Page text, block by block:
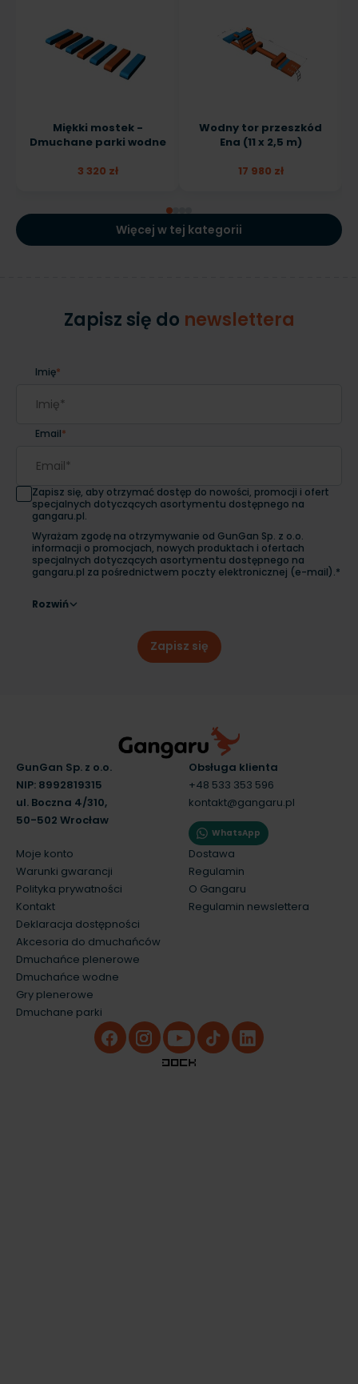
Miękki mostek -
Dmuchane parki wodne
3 320 zł
Wodny tor przeszkód
Ena (11 x 2,5 m)
17 980 zł
Więcej w tej kategorii
Zapisz się do newslettera
Imię*
Email*
Zapisz się, aby otrzymać dostęp do nowości, promocji i ofert
specjalnych dotyczących asortymentu dostępnego na
gangaru.pl.
Wyrażam zgodę na otrzymywanie od GunGan Sp. z o.o.
informacji o promocjach, nowych produktach i ofertach
specjalnych dotyczących asortymentu dostępnego na
gangaru.pl za pośrednictwem poczty elektronicznej (e-mail).*
Rozwiń
Zapisz się
GunGan Sp. z o.o.
NIP: 8992819315
ul. Boczna 4/310,
50-502 Wrocław
Obsługa klienta
+48 533 353 596
kontakt@gangaru.pl
WhatsApp
Moje konto
Dostawa
Warunki gwarancji
Regulamin
Polityka prywatności
O Gangaru
Kontakt
Regulamin newslettera
Deklaracja dostępności
Akcesoria do dmuchańców
Dmuchańce plenerowe
Dmuchańce wodne
Gry plenerowe
Dmuchane parki